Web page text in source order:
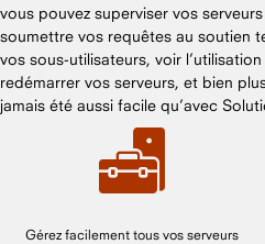
vous pouvez superviser vos
soumettre vos requêtes au soutien
vos sous-utilisateurs, voir
redémarrer vos serveurs, et bien
jamais été aussi facile qu’avec
Gérez facilement tous vos serveurs